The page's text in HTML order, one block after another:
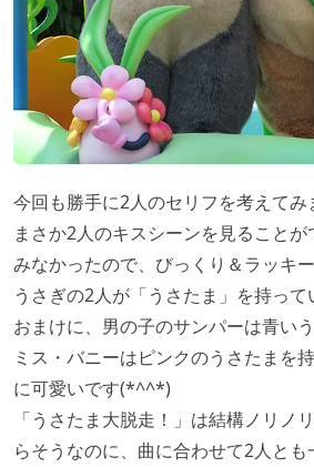
今回も勝手に2人のセリフを考えてみ
まさか2人のキスシーンを見ること
みなかったので、びっくり＆ラッキー
うさぎの2人が「うさたま」を持って
おまけに、男の子のサンパーは青い
ミス・バニーはピンクのうさたまを
に可愛いです(*^^*)
「うさたま大脱走！」は結構ノリノ
らそうなのに、曲に合わせて2人と